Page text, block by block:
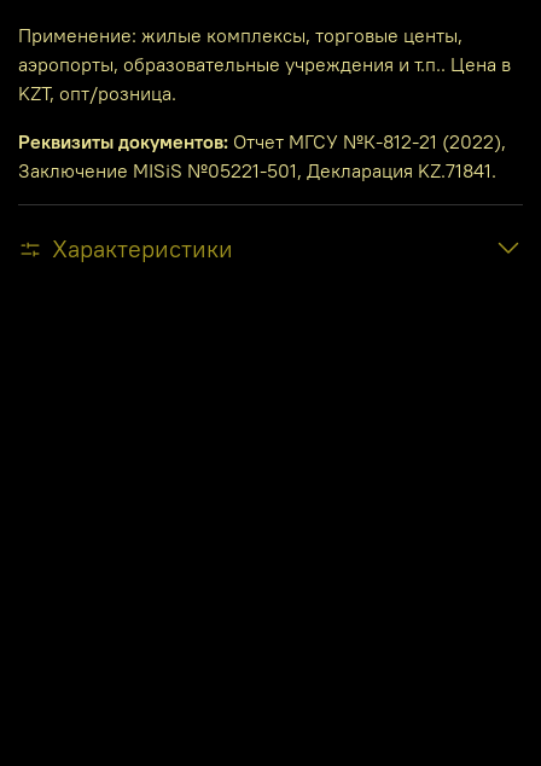
Применение: жилые комплексы, торговые центы,
аэропорты, образовательные учреждения и т.п.. Цена в
KZT, опт/розница.
Реквизиты документов: Отчет МГСУ №К-812-21 (2022),
Заключение MISiS №05221-501, Декларация KZ.71841.
Характеристики